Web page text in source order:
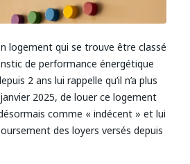
logement qui se trouve être classé
de performance énergétique
2 ans lui rappelle qu’il n’a plus
2025, de louer ce logement
comme « indécent » et lui
des loyers versés depuis